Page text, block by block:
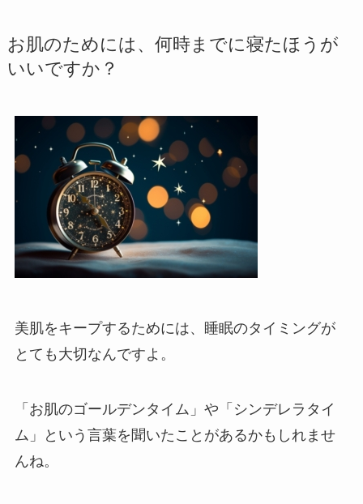
お肌のためには、何時までに寝たほうが
いいですか？
美肌をキープするためには、睡眠のタイミングが
とても大切なんですよ。
「お肌のゴールデンタイム」や「シンデレラタイ
ム」という言葉を聞いたことがあるかもしれませ
んね。